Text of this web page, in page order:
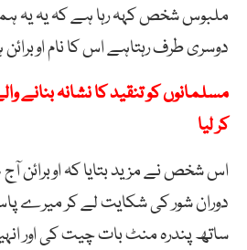
ملبوس شخص کہہ رہا ہے کہ یہ یہ
دوسری طرف رہتاہے اس کا نام
مسلمانوں کو تنقید کا نشانہ بنانے
کر لیا
اس شخص نے مزید بتایا کہ اوبرائن
دوران شور کی شکایت لے کر میرے
ساتھ پندرہ منٹ بات چیت کی اور